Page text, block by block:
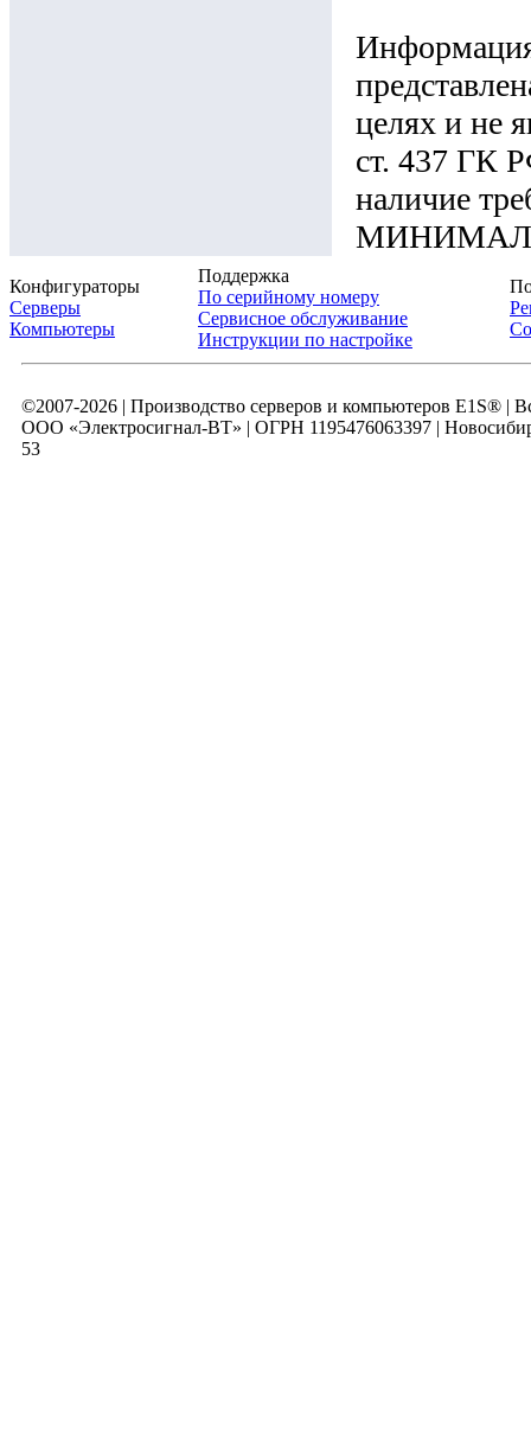
целях и не
ст. 437 ГК
наличие
Конфигураторы
Серверы
Компьютеры
Поддержка
По серийному номеру
Сервисное обслуживание
Инструкции по настройке
©2007-2026 | Производство серверов и компьютеров E1S® |
ООО «Электросигнал-ВТ» | ОГРН 1195476063397 |
53